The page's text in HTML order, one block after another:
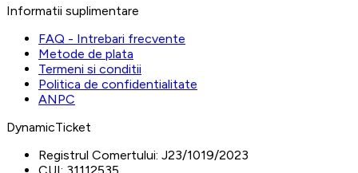
Informatii suplimentare
FAQ - Intrebari frecvente
Metode de plata
Termeni si conditii
Politica de confidentialitate
ANPC
DynamicTicket
Registrul Comertului: J23/1019/2023
CUI: 31112535